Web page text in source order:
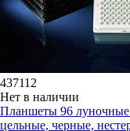
437112
Нет в наличии
Планшеты 96
цельные, черные,